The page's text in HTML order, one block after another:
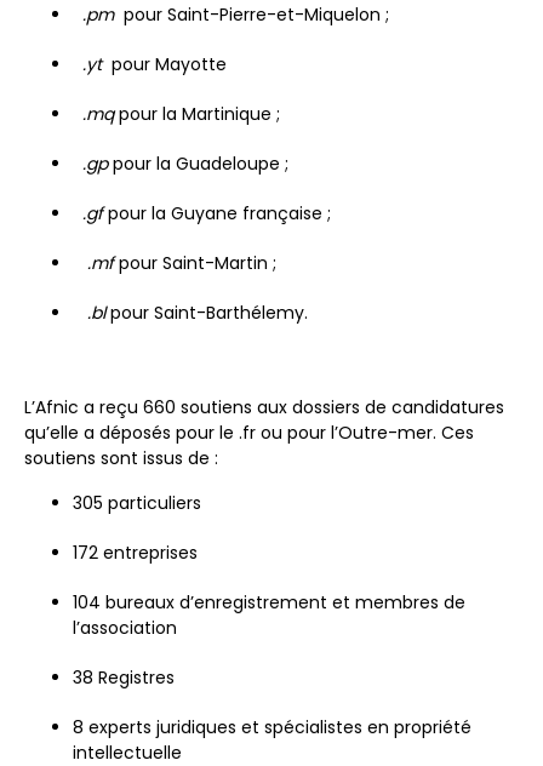
.pm pour Saint-Pierre-et-Miquelon ;
.yt pour Mayotte
.mqpour la Martinique ;
.gppour la Guadeloupe ;
.gfpour la Guyane française ;
.mfpour Saint-Martin ;
.blpour Saint-Barthélemy.
L’Afnic a reçu 660 soutiens aux dossiers de candidatures
qu’elle a déposés pour le .fr ou pour l’Outre-mer. Ces
soutiens sont issus de :
305 particuliers
172 entreprises
104 bureaux d’enregistrement et membres de
l’association
38 Registres
8 experts juridiques et spécialistes en propriété
intellectuelle